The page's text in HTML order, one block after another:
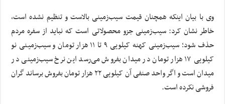
وی با بیان اینکه همچنان قیمت سیب‌زمینی بالاست و تنظیم نشده است،
خاطر نشان کرد: سیب‌زمینی جزو محصولاتی است که نباید از سفره مردم
حذف شود؛ سیب‌زمینی کهنه کیلویی ۹ تا ۱۱ هزار تومان و سیب‌زمینی نو
کیلویی ۱۷ هزار تومان در میدان بفروش می‌رسد این نرخ سیب‌زمینی در
میدان است و اگر واحد صنفی آن کیلویی ۲۲ هزار تومان بفروش برساند گران
فروشی نکرده است.